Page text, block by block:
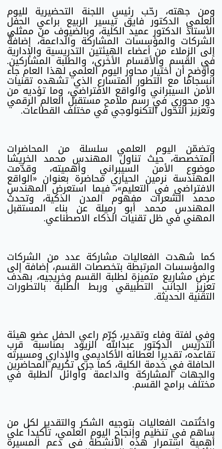
ومن جهته، رحّب رئيس اللجنة التحضيرية لليوم
العلمي الدكتور فايق تيسير الربيع براعي الحفل
الأستاذ الدكتور عميد الكلية، وبالضيوف من ممثلي
الشركات والمؤسسات المشاركة والداعمة، إضافةً
إلى الزملاء من أعضاء الهيئتين التدريسية والإدارية
في القسم والأقسام الأخرى، والطلبة المشاركين.
وأوضح أن اختيار محاور اليوم العلمي لهذا العام جاء
انسجامًا مع التطور المتسارع الذي تشهده تقنيات
الأمن السيبراني والواقع الافتراضي، وما تؤديه من
دور محوري في رسم ملامح مستقبل العالم الرقمي
وتعزيز التحول التكنولوجي في مختلف القطاعات.
وتضمّن اليوم العلمي سلسلة من المحاضرات
المتخصصة، حيث تناول المهندس محمد الخريشا
موضوع الأمن السيبراني وأهميته، وقدّمت
المهندسة نرمين الحياري محاضرة بعنوان «الواقع
الافتراضي في التعليم»، فيما استعرض المهندس
محمد الشعرات مفهوم المدن الذكية، وتحدث
المهندس محمد أبو رميلة عن بناء المستقبل
المهني في ظل تقنيات الذكاء الاصطناعي.
كما شهدت الفعاليات مشاركة عدد من الشركات
والمؤسسات المرتبطة بتخصصات القسم، إضافة إلى
عرض مشاريع متميزة لطلبة القسم وخريجيه، بهدف
تعزيز الجانب التطبيقي وربط الطلبة بالتطورات
التقنية الحديثة.
وفي لفتة وفاء وتقدير، كرّم راعي الحفل عضو هيئة
التدريس الدكتور عبدالله الزيود بمناسبة قرب
تقاعده، تقديراً لعطائه الأكاديمي والإداري ومسيرته
الحافلة في خدمة الكلية، كما جرى تكريم المحاضرين
والجهات المشاركة والداعمة وأوائل الطلبة في
مختلف برامج القسم.
واختُتمت الفعاليات بتوجيه الشكر والتقدير لكل من
ساهم في تنظيم وإنجاح اليوم العلمي، تأكيداً على
أهمية استمرار هذه الأنشطة في دعم المسيرة